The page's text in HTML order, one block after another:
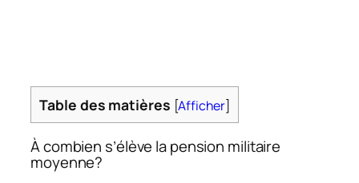
Table des matières [Afficher]
À combien s’élève la pension militaire
moyenne?